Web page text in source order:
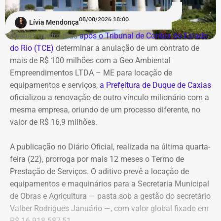
milhões
milhões
milhões
milhões
2024
R$ 15,90
milhões
milhões
milhões
R$ 19,33
milhões
2025
R$ 20,12
milhões
R$ 5,38
milhões
R$ 25,50
milhões
R$ 26,17
2026 até 14
de julho
R$ 7,73
milhões
R$ 1,86
milhão
R$ 9,59
milhões
milhões
Os valores de viagens nacionais e internacionais seguem
a classificação contábil oficial, a partir de dados obtidos
no Sistema de Execução Orçamentária e Financeira. No
inconsistências na base de dados do governo.
Em 2025, por exemplo, um empenho de quase R$ 4,9 mil
foi registrado como viagem nacional, embora a
justificativa oficial informasse uma missão em
Montevidéu, no Uruguai. Mesmo com esse tipo de
ações de compliance da companhia, que recentemente
reforçou auditorias internas em parceria com o GSI e a
Casa Civil.
A empresa também destaca que não possui SUVs
blindados em sua frota própria, razão pela qual optou
pela locação dos veículos por meio de adesão à ata do
GSI.
Os veículos serão destinados exclusivamente aos
Suprimentos (DSU) e Segurança e Governança (DSG). O
contrato foi firmado com a empresa Rei dos Blindados
Locação de Veículos Ltda. e prevê a locação de quatro
SUVs zero quilômetro, com blindagem nível III-A, sem
motorista e sem fornecimento de combustível.
Cada automóvel custará R$ 8.977,78 por mês,
Lívia Mendonça08/08/2026 18:00
Apenas quatro diasapós o Tribunal de Contas do Estado
do Rio (TCE) determinar a anulação de um contrato de
mais de R$ 100 milhões com a Geo Ambiental
Empreendimentos LTDA – ME para locação de
equipamentos e serviços, a Prefeitura de Duque de Caxias
oficializou a renovação de outro vínculo milionário com a
mesma empresa, oriundo de um processo diferente, no
valor de R$ 16,9 milhões.
A publicação no Diário Oficial, realizada na última quarta-
feira (22), prorroga por mais 12 meses o Termo de
Prestação de Serviços. O aditivo prevê a locação de
equipamentos e maquinários para a Secretaria Municipal
de Obras e Agricultura — pasta sob a gestão do secretário
Valber Rodrigues Januário —, com valor global fixado em